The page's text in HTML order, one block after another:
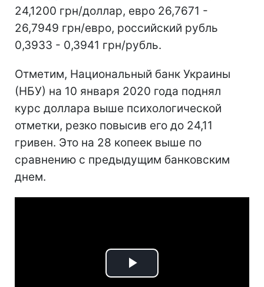
24,1200 грн/доллар, евро 26,7671 -
26,7949 грн/евро, российский рубль
0,3933 - 0,3941 грн/рубль.
Отметим, Национальный банк Украины
(НБУ) на 10 января 2020 года поднял
курс доллара выше психологической
отметки, резко повысив его до 24,11
гривен. Это на 28 копеек выше по
сравнению с предыдущим банковским
днем.
Play